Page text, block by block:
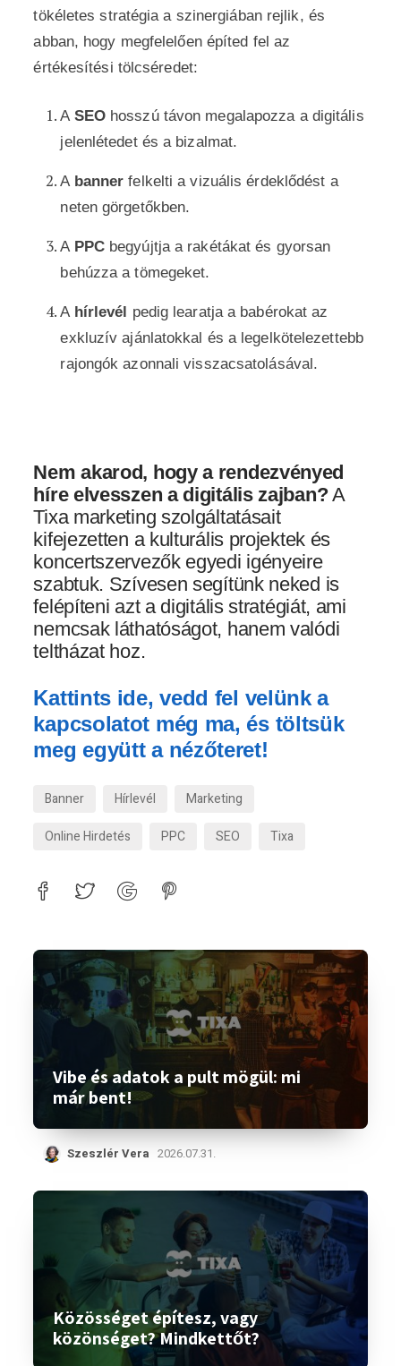
tökéletes stratégia a szinergiában rejlik, és
abban, hogy megfelelően építed fel az
értékesítési tölcséredet:
A SEOhosszú távon megalapozza a digitális
jelenlétedet és a bizalmat.
A banner felkelti a vizuális érdeklődést a
neten görgetőkben.
A PPCbegyújtja a rakétákat és gyorsan
behúzza a tömegeket.
A hírlevél pedig learatja a babérokat az
exkluzív ajánlatokkal és a legelkötelezettebb
rajongók azonnali visszacsatolásával.
Nem akarod, hogy a rendezvényed
híre elvesszen a digitális zajban?A
Tixa marketing szolgáltatásait
kifejezetten a kulturális projektek és
koncertszervezők egyedi igényeire
szabtuk. Szívesen segítünk neked is
felépíteni azt a digitális stratégiát, ami
nemcsak láthatóságot, hanem valódi
teltházat hoz.
Kattints ide, vedd fel velünk a
kapcsolatot még ma, és töltsük
meg együtt a nézőteret!
Banner Hírlevél
Marketing
Online Hirdetés
PPC SEO Tixa
Vibe és adatok a pult mögül: mi
már bent!
Szeszlér Vera 2026.07.31.
Közösséget építesz, vagy
közönséget? Mindkettőt?